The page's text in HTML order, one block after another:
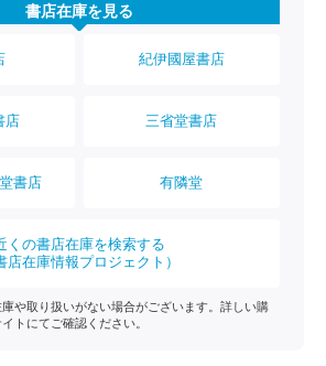
書店在庫を見る
紀伊國屋書店
店 三省堂書店
書店 有隣堂
くの書店在庫を検索する
店在庫情報プロジェクト）
や取り扱いがない場合がございます。詳しい購
トにてご確認ください。